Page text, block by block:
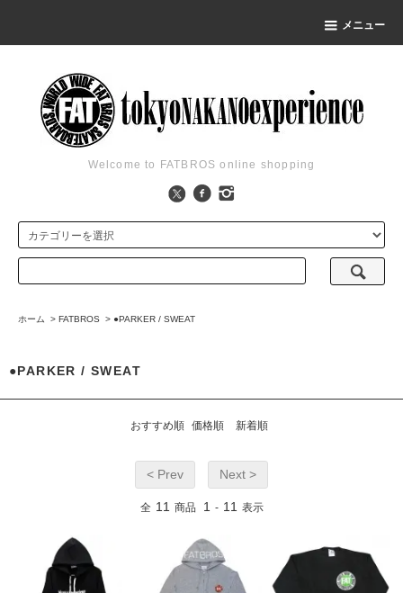
メニュー
Welcome to FATBROS online shopping
ホーム > FATBROS > ●PARKER / SWEAT
●PARKER / SWEAT
おすすめ順 価格順 新着順
< Prev Next >
全 11 商品 1 - 11 表示